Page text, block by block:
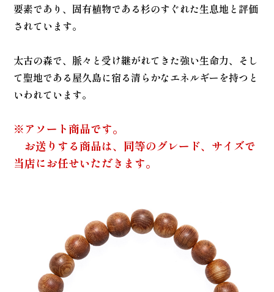
要素であり、固有植物である杉のすぐれた生息地と評価
されています。
太古の森で、脈々と受け継がれてきた強い生命力、そし
て聖地である屋久島に宿る清らかなエネルギーを持つと
いわれています。
※アソート商品です。
お送りする商品は、同等のグレード、サイズで
当店にお任せいただきます。